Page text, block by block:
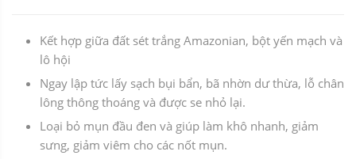
Kết hợp giữa đất sét trắng Amazonian, bột yến mạch và
lô hội
Ngay lập tức lấy sạch bụi bẩn, bã nhờn dư thừa, lỗ chân
lông thông thoáng và được se nhỏ lại.
Loại bỏ mụn đầu đen và giúp làm khô nhanh, giảm
sưng, giảm viêm cho các nốt mụn.